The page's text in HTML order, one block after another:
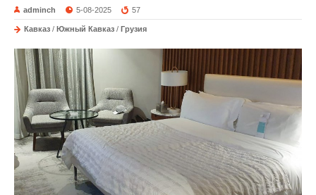
adminch 5-08-2025 57
Кавказ / Южный Кавказ / Грузия